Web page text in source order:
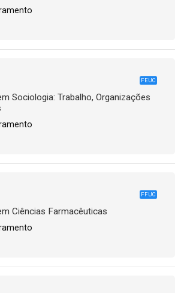
FEUC
Sociologia: Trabalho, Organizações
FFUC
Ciências Farmacêuticas